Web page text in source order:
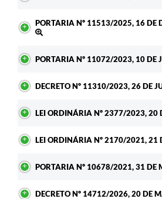
PORTARIA Nº 11513/2025, 16 DE
PORTARIA Nº 11072/2023, 10 DE
DECRETO Nº 11310/2023, 26 DE
LEI ORDINÁRIA Nº 2377/2023, 20
LEI ORDINÁRIA Nº 2170/2021, 21
PORTARIA Nº 10678/2021, 31 DE
DECRETO Nº 14712/2026, 20 DE